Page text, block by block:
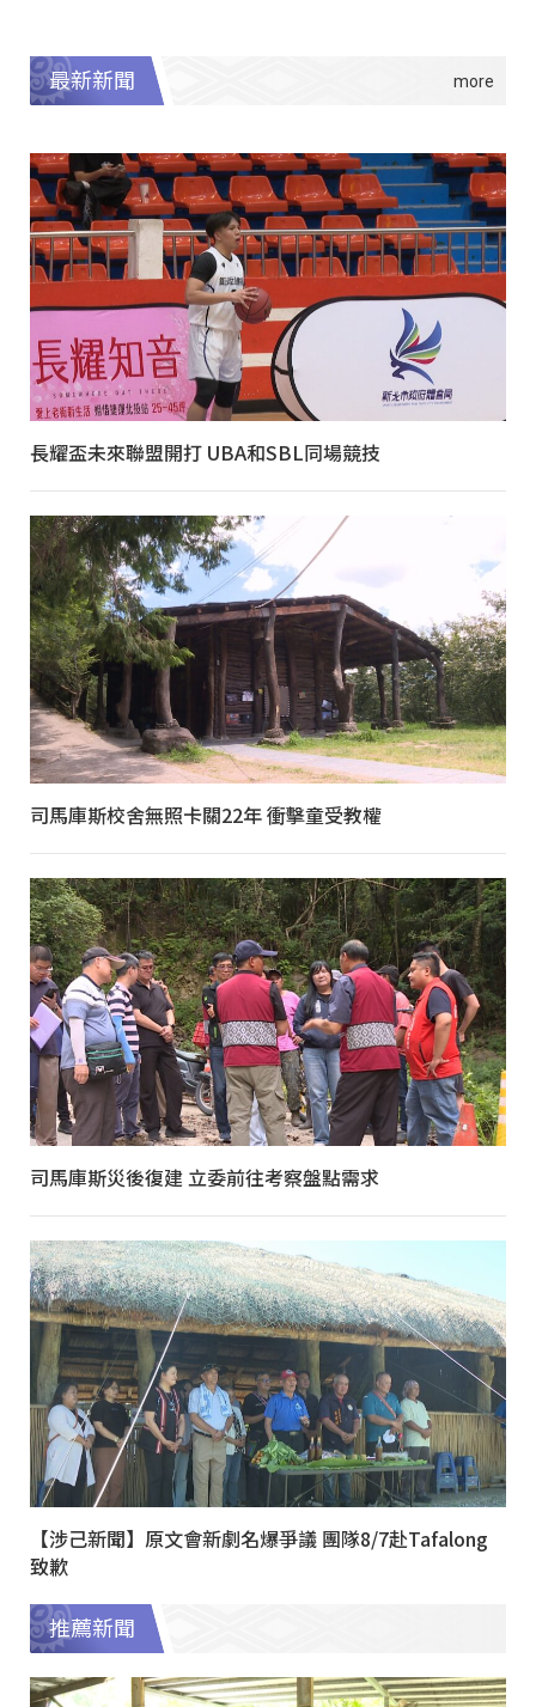
最新新聞
長耀盃未來聯盟開打 UBA和SBL同場競技
司馬庫斯校舍無照卡關22年 衝擊童受教權
司馬庫斯災後復建 立委前往考察盤點需求
【涉己新聞】原文會新劇名爆爭議 團隊8/7赴Tafalong
致歉
推薦新聞